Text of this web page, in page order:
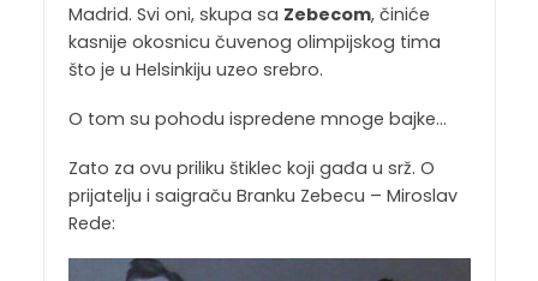
Madrid. Svi oni, skupa sa Zebecom, činiće
kasnije okosnicu čuvenog olimpijskog tima
što je u Helsinkiju uzeo srebro.
O tom su pohodu ispredene mnoge bajke…
Zato za ovu priliku štiklec koji gađa u srž. O
prijatelju i saigraču Branku Zebecu – Miroslav
Rede: